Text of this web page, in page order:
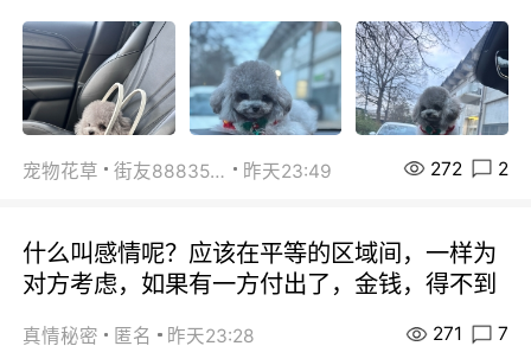
宠物花草 街友88835518 昨天23:49 272 2
什么叫感情呢？应该在平等的区域间，一样为
对方考虑，如果有一方付出了，金钱，得不到
真情秘密 匿名 昨天23:28 271 7